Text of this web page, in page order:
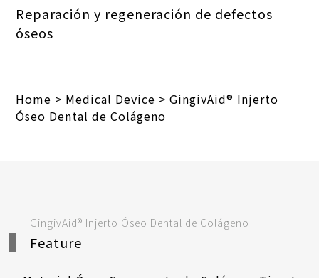
Reparación y regeneración de defectos
óseos
Home > Medical Device >GingivAid® Injerto
Óseo Dental de Colágeno
GingivAid® Injerto Óseo Dental de Colágeno
Feature